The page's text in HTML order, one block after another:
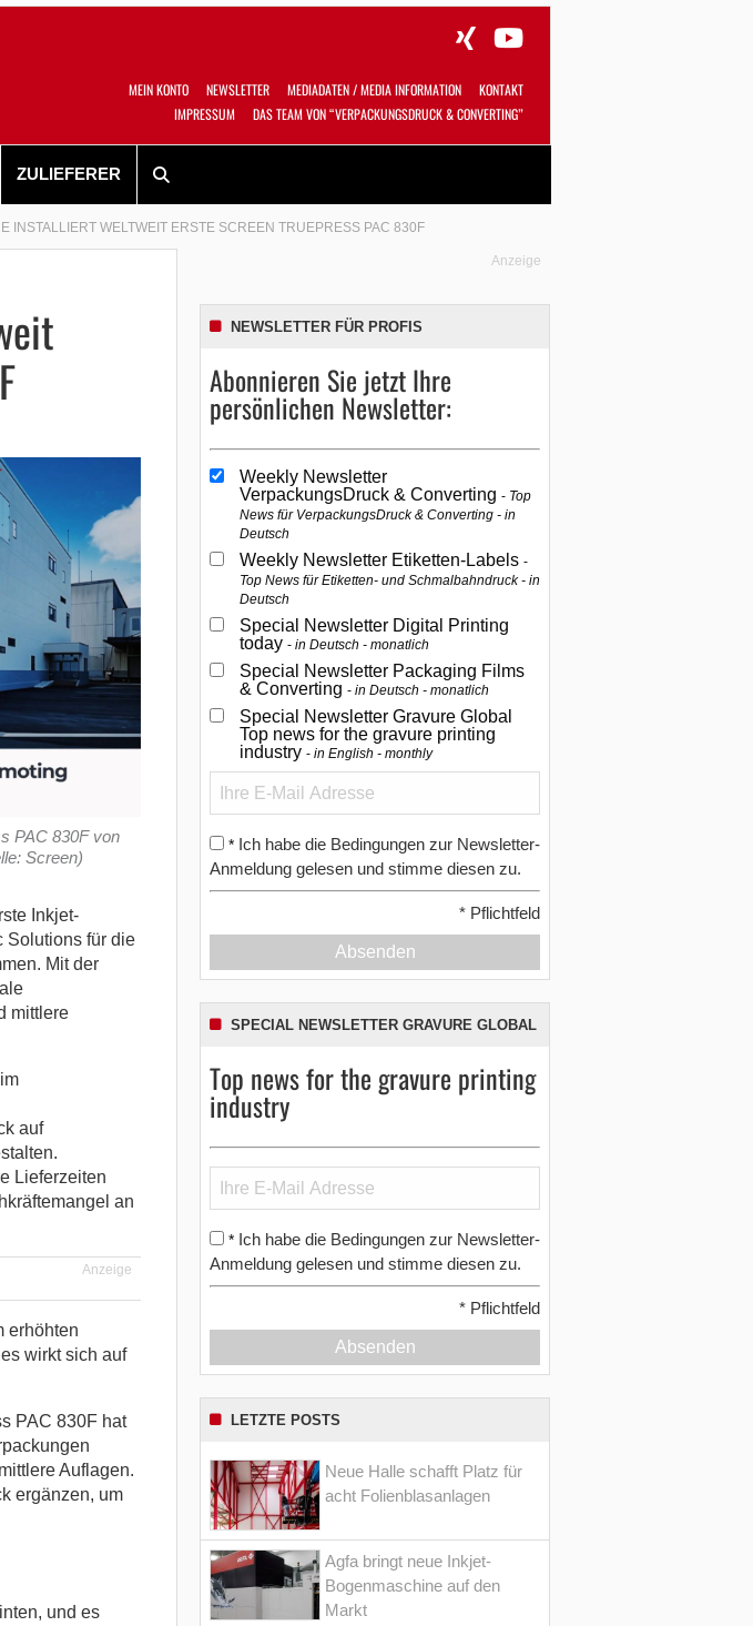
MEIN KONTO NEWSLETTER MEDIADATEN / MEDIA INFORMATION
KONTAKT
IMPRESSUM
DAS TEAM VON “VERPACKUNGSDRUCK & CONVERTING”
ZULIEFERER
INSTALLIERT WELTWEIT ERSTE SCREEN TRUEPRESS PAC 830F
PAC 830F von
Screen)
Inkjet-
Solutions für die
Mit der
mittlere
auf
Lieferzeiten
an
Anzeige
erhöhten
wirkt sich auf
PAC 830F hat
Auflagen.
ergänzen, um
und es
Anzeige
NEWSLETTER FÜR PROFIS
Abonnieren Sie jetzt Ihre
persönlichen Newsletter:
Weekly Newsletter
VerpackungsDruck & Converting Top
News für VerpackungsDruck & Converting - in
Deutsch
Weekly Newsletter Etiketten-Labels
Top News für Etiketten- und Schmalbahndruck - in
Deutsch
Special Newsletter Digital Printing
today in Deutsch - monatlich
Special Newsletter Packaging Films
& Converting in Deutsch - monatlich
Special Newsletter Gravure Global
Top news for the gravure printing
industry in English - monthly
* Ich habe die Bedingungen zur Newsletter-
Anmeldung gelesen und stimme diesen zu.
* Pflichtfeld
Absenden
SPECIAL NEWSLETTER GRAVURE GLOBAL
Top news for the gravure printing
industry
* Ich habe die Bedingungen zur Newsletter-
Anmeldung gelesen und stimme diesen zu.
* Pflichtfeld
Absenden
LETZTE POSTS
Neue Halle schafft Platz für
acht Folienblasanlagen
Agfa bringt neue Inkjet-
Bogenmaschine auf den
Markt